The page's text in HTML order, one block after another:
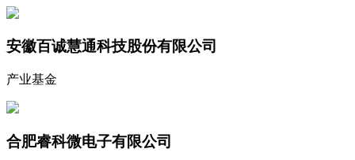
安徽百诚慧通科技股份有限公司
产业基金
合肥睿科微电子有限公司